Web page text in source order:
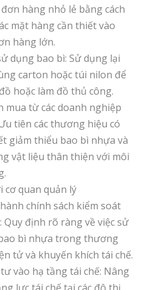
hàng nhỏ lẻ bằng cách
mặt hàng cần thiết vào
hàng lớn.
dụng bao bì: Sử dụng lại
carton hoặc túi nilon để
hoặc làm đồ thủ công.
mua từ các doanh nghiệp
tiên các thương hiệu có
giảm thiểu bao bì nhựa và
vật liệu thân thiện với môi
cơ quan quản lý
chính sách kiểm soát
Quy định rõ ràng về việc sử
bì nhựa trong thương
tử và khuyến khích tái chế.
vào hạ tầng tái chế: Nâng